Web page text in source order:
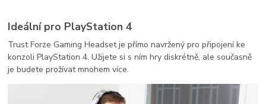
Ideální pro PlayStation 4
Trust Forze Gaming Headset je přímo navržený pro připojení ke
konzoli PlayStation 4. Užijete si s ním hry diskrétně, ale současně
je budete prožívat mnohem více.